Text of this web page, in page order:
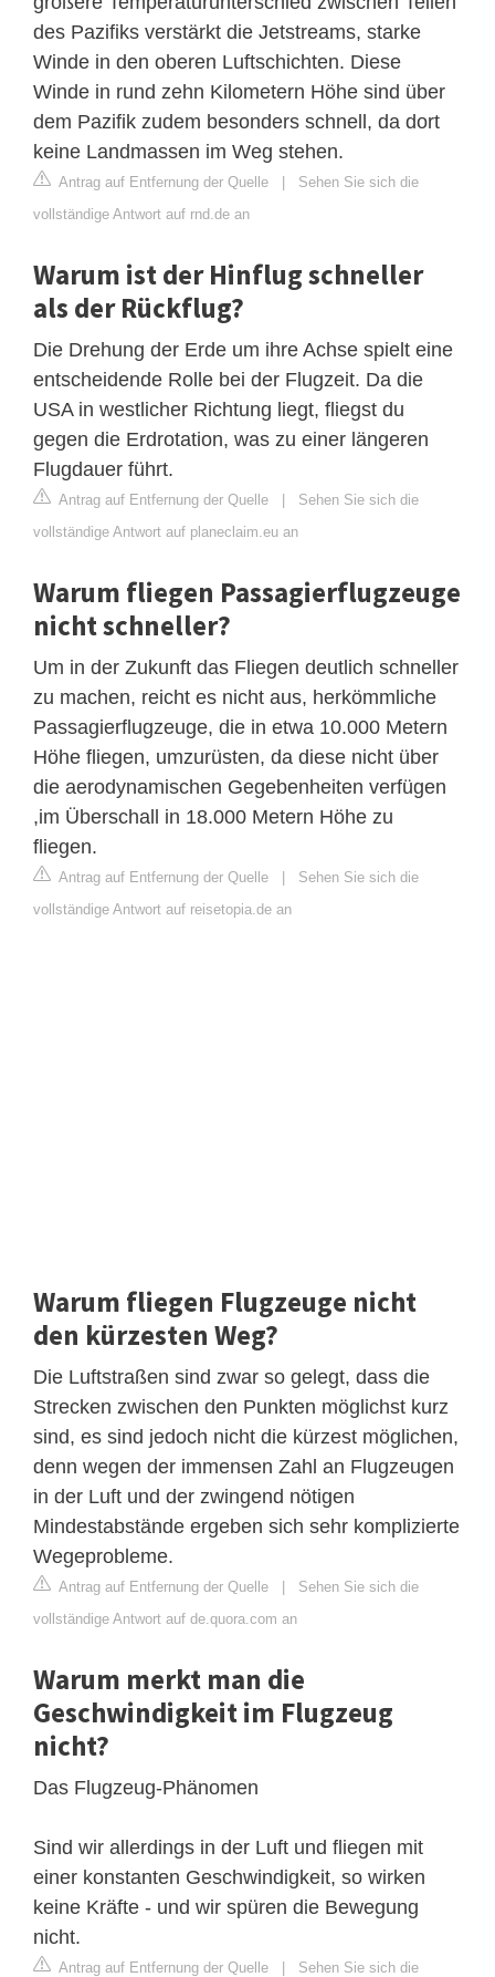
des Pazifiks verstärkt die Jetstreams, starke
Winde in den oberen Luftschichten. Diese
Winde in rund zehn Kilometern Höhe sind über
dem Pazifik zudem besonders schnell, da dort
keine Landmassen im Weg stehen.
Antrag auf Entfernung der Quelle | Sehen Sie sich die
vollständige Antwort auf rnd.de an
Warum ist der Hinflug schneller
als der Rückflug?
Die Drehung der Erde um ihre Achse spielt eine
entscheidende Rolle bei der Flugzeit. Da die
USA in westlicher Richtung liegt, fliegst du
gegen die Erdrotation, was zu einer längeren
Flugdauer führt.
Antrag auf Entfernung der Quelle | Sehen Sie sich die
vollständige Antwort auf planeclaim.eu an
Warum fliegen Passagierflugzeuge
nicht schneller?
Um in der Zukunft das Fliegen deutlich schneller
zu machen, reicht es nicht aus, herkömmliche
Passagierflugzeuge, die in etwa 10.000 Metern
Höhe fliegen, umzurüsten, da diese nicht über
die aerodynamischen Gegebenheiten verfügen
,im Überschall in 18.000 Metern Höhe zu
fliegen.
Antrag auf Entfernung der Quelle | Sehen Sie sich die
vollständige Antwort auf reisetopia.de an
Warum fliegen Flugzeuge nicht
den kürzesten Weg?
Die Luftstraßen sind zwar so gelegt, dass die
Strecken zwischen den Punkten möglichst kurz
sind, es sind jedoch nicht die kürzest möglichen,
denn wegen der immensen Zahl an Flugzeugen
in der Luft und der zwingend nötigen
Mindestabstände ergeben sich sehr komplizierte
Wegeprobleme.
Antrag auf Entfernung der Quelle | Sehen Sie sich die
vollständige Antwort auf de.quora.com an
Warum merkt man die
Geschwindigkeit im Flugzeug
nicht?
Das Flugzeug-Phänomen
Sind wir allerdings in der Luft und fliegen mit
einer konstanten Geschwindigkeit, so wirken
keine Kräfte - und wir spüren die Bewegung
nicht.
Antrag auf Entfernung der Quelle | Sehen Sie sich die